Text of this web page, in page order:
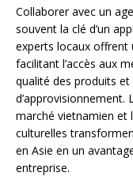
Collaborer avec un
souvent la clé d’un
experts locaux offrent
facilitant l’accès aux
qualité des produits
d’approvisionnement.
marché vietnamien et
culturelles
en Asie en un
entreprise.